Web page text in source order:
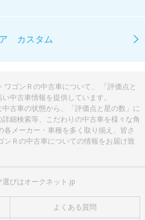
カスタム
ゴンＲの中古車について、 「評価点と
中古車情報を提供しています。
古車の状態から、「評価点と星の数」に
細検索等、こだわりの中古車を様々な角
メーカー・車種を多く取り揃え、皆さ
ンＲの中古車についての情報をお届け致
選びはオークネット.jp
よくある質問